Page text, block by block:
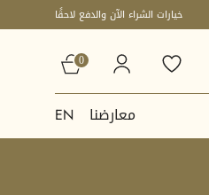
خيارات الشراء الآن والدفع لاحقًا
0
معارضنا EN